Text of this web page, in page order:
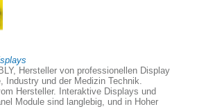
Hersteller von professionellen Display
Industry und der Medizin Technik.
Hersteller. Interaktive Displays und
Module sind langlebig, und in Hoher